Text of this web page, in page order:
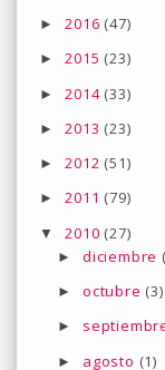
►2016 (47)
►2015 (23)
►2014 (33)
►2013 (23)
►2012 (51)
►2011 (79)
▼2010 (27)
► diciembre
► octubre (3)
►
► agosto (1)